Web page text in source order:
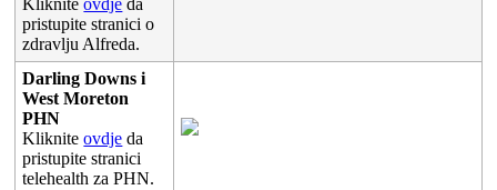
Kliknite ovdje da
pristupite stranici o
zdravlju Alfreda.
Darling Downs i
West Moreton
PHN
Kliknite ovdje da
pristupite stranici
telehealth za PHN.